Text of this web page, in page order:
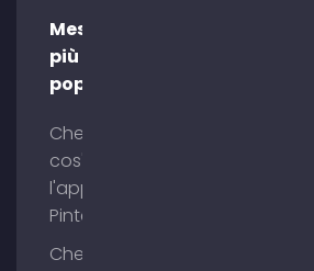
Messaggi
più
popolari
Che
cos'è
l'app
Pinterest?
Che